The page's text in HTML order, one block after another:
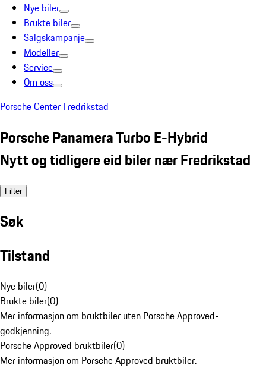
Nye biler
Brukte biler
Salgskampanje
Modeller
Service
Om oss
Porsche Center Fredrikstad
Porsche Panamera Turbo E-Hybrid
Nytt og tidligere eid biler nær Fredrikstad
Filter
Søk
Tilstand
Nye biler(0)
Brukte biler(0)
Mer informasjon om bruktbiler uten Porsche Approved-
godkjenning.
Porsche Approved bruktbiler(0)
Mer informasjon om Porsche Approved bruktbiler.